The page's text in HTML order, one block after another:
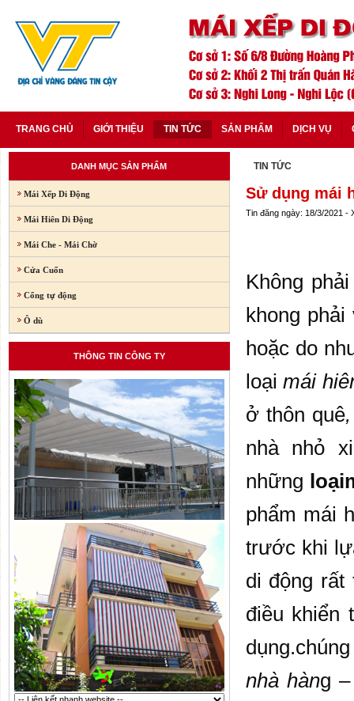
TRANG CHỦ GIỚI THIỆU TIN TỨC SẢN PHẨM DỊCH VỤ
DANH MỤC SẢN PHẨM
Mái Xếp Di Động
Mái Hiên Di Động
Mái Che - Mái Chờ
Cửa Cuốn
Cổng tự động
Ô dù
THÔNG TIN CÔNG TY
TIN TỨC
Sử dụng mái
Tin đăng ngày: 18/3/2021 -
Không
khong
hoặc do
loạimái
ở thôn quê
nhà nhỏ
những
phẩm mái
trước khi
di động
điều khiển
nhà hàng